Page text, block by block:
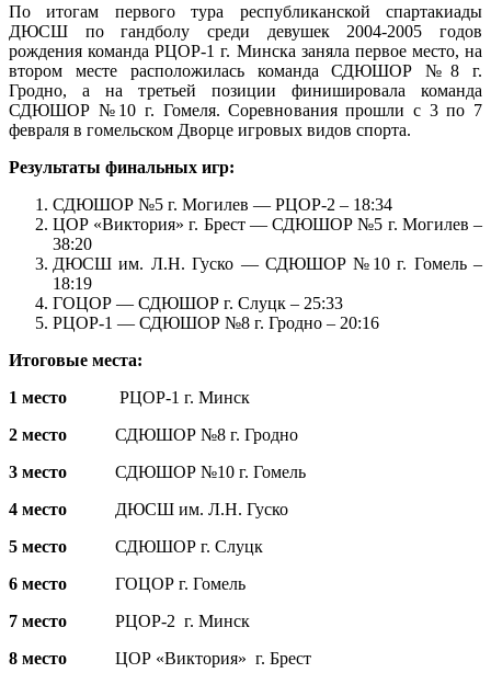
По итогам первого тура республиканской спартакиады
ДЮСШ по гандболу среди девушек 2004-2005 годов
рождения команда РЦОР-1 г. Минска заняла первое место, на
втором месте расположилась команда СДЮШОР №8 г.
Гродно, а на третьей позиции финишировала команда
СДЮШОР №10 г. Гомеля. Соревнования прошли с 3 по 7
февраля в гомельском Дворце игровых видов спорта.
Результаты финальных игр:
СДЮШОР №5 г. Могилев — РЦОР-2 – 18:34
ЦОР «Виктория» г. Брест — СДЮШОР №5 г. Могилев –
38:20
ДЮСШ им. Л.Н. Гуско — СДЮШОР №10 г. Гомель –
18:19
ГОЦОР — СДЮШОР г. Слуцк – 25:33
РЦОР-1 — СДЮШОР №8 г. Гродно – 20:16
Итоговые места:
1 место РЦОР-1 г. Минск
2 место СДЮШОР №8 г. Гродно
3 место СДЮШОР №10 г. Гомель
4 место ДЮСШ им. Л.Н. Гуско
5 место СДЮШОР г. Слуцк
6 место
ГОЦОР г. Гомель
7 место
РЦОР-2 г. Минск
8 место
ЦОР «Виктория» г. Брест